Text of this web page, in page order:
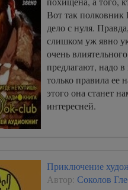
Вот так полковник
дело с нуля.
слишком уж явно
очень
предлагают, надо в
только правила ее
этого она станет
интересней.
Приключение
Автор: Соколов